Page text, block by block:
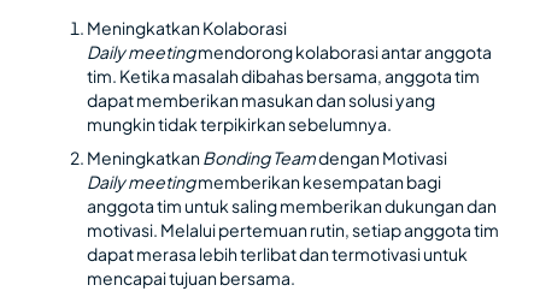
Meningkatkan Kolaborasi
Daily meetingmendorong kolaborasi antar anggota
tim. Ketika masalah dibahas bersama, anggota tim
dapat memberikan masukan dan solusi yang
mungkin tidak terpikirkan sebelumnya.
MeningkatkanBonding Teamdengan Motivasi
Daily meetingmemberikan kesempatan bagi
anggota tim untuk saling memberikan dukungan dan
motivasi. Melalui pertemuan rutin, setiap anggota tim
dapat merasa lebih terlibat dan termotivasi untuk
mencapai tujuan bersama.